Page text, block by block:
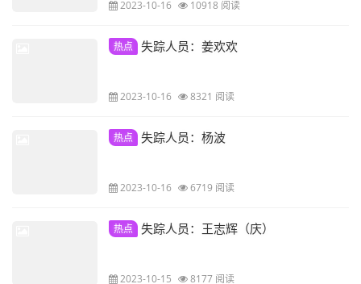
2023-10-16 10918 阅读
热点 失踪人员：姜欢欢
2023-10-16 8321 阅读
热点 失踪人员：杨波
2023-10-16 6719 阅读
热点 失踪人员：王志辉（庆）
2023-10-15 8177 阅读